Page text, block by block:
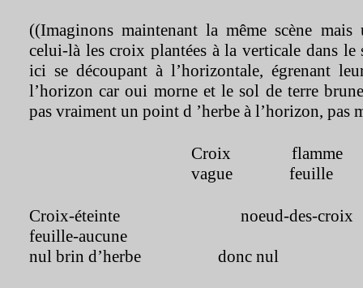
((Imaginons maintenant la même scène mais
celui-là les croix plantées à la verticale dans le
ici se découpant à l’horizontale, égrenant
l’horizon car oui morne et le sol de terre
pas vraiment un point d ’herbe à l’horizon, pas
Croix flamme
vague feuille
Croix-éteinte noeud-des-
feuille-aucune
nul brin d’herbe donc nul